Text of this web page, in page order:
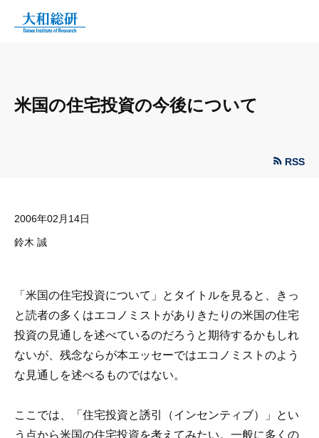
米国の住宅投資の今後について
RSS
2006年02月14日
鈴木 誠
「米国の住宅投資について」とタイトルを見ると、きっ
と読者の多くはエコノミストがありきたりの米国の住宅
投資の見通しを述べているのだろうと期待するかもしれ
ないが、残念ならが本エッセーではエコノミストのよう
な見通しを述べるものではない。
ここでは、「住宅投資と誘引（インセンティブ）」とい
う点から米国の住宅投資を考えてみたい。一般に多くの